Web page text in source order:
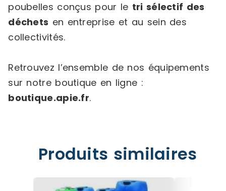
poubelles conçus pour le tri sélectif des
déchets en entreprise et au sein des
collectivités.
Retrouvez l’ensemble de nos équipements
sur notre boutique en ligne :
boutique.apie.fr.
Produits similaires